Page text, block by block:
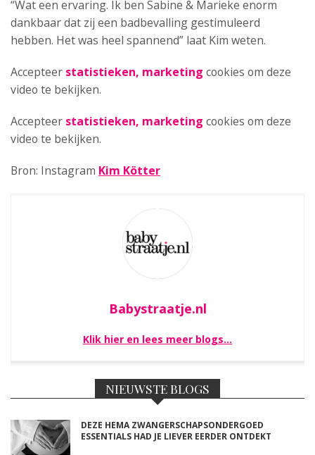
“Wat een ervaring. Ik ben Sabine & Marieke enorm
dankbaar dat zij een badbevalling gestimuleerd
hebben. Het was heel spannend” laat Kim weten.
Accepteer statistieken, marketing cookies om deze
video te bekijken.
Accepteer statistieken, marketing cookies om deze
video te bekijken.
Bron: Instagram Kim Kötter
Babystraatje.nl
Klik hier en lees meer blogs…
NIEUWSTE BLOGS
DEZE HEMA ZWANGERSCHAPSONDERGOED
ESSENTIALS HAD JE LIEVER EERDER ONTDEKT